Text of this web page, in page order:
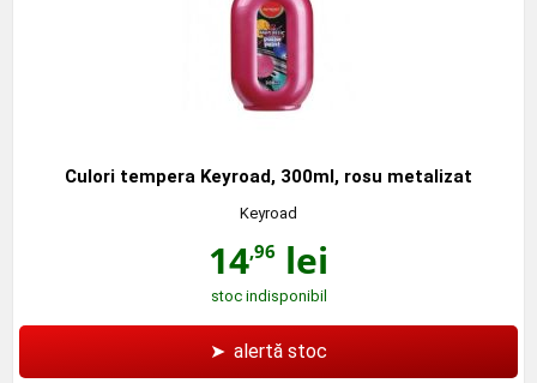
Culori tempera Keyroad, 300ml, rosu metalizat
Keyroad
14,96 lei
stoc indisponibil
➤ alertă stoc